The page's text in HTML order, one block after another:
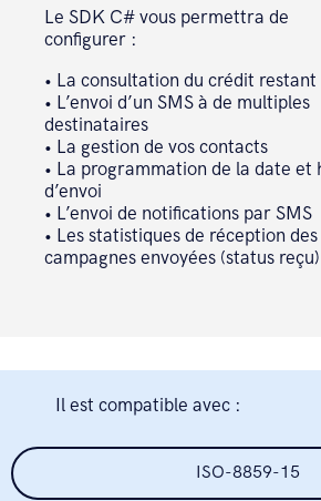
"Error during API
private static string ERROR_FILE =
"The specified file
exist\n";
private static readonly HttpClient
_httpClient= new
public ExempleClientHttpApi()
{
// send SMS with GET method
public string sendSmsGet(string
accessToken, string
destinataires, string
string optionStop) {
Le SDK C# vous permettra de
configurer :
• La consultation du crédit restant
• L’envoi d’un SMS à de multiples
destinataires
• La gestion de vos contacts
• La programmation de la date et
d’envoi
• L’envoi de notifications par SMS
• Les statistiques de réception des
campagnes envoyées (status reçu)
Il est compatible avec :
ISO-8859-15